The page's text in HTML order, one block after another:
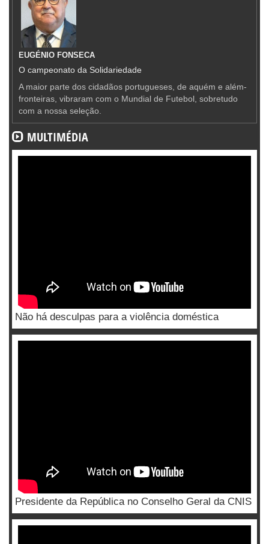
EUGÉNIO FONSECA
O campeonato da Solidariedade
A maior parte dos cidadãos portugueses, de aquém e além-
fronteiras, vibraram com o Mundial de Futebol, sobretudo
com a nossa seleção.
MULTIMÉDIA
Não há desculpas para a violência doméstica
Presidente da República no Conselho Geral da CNIS